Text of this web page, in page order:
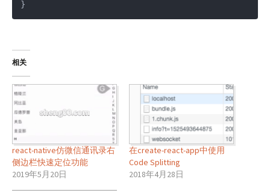
相关
react-native仿微信通讯录右
侧边栏快速定位功能
2019年5月20日
在create-react-app中使用
Code Splitting
2018年4月28日